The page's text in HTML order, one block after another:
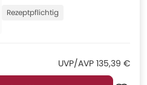
Rezeptpflichtig
UVP/AVP UVP/AVP
135,39 €